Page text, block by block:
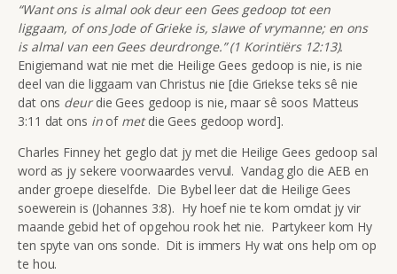
“Want ons is almal ook deur een Gees gedoop tot een
liggaam, of ons Jode of Grieke is, slawe of vrymanne; en ons
is almal van een Gees deurdronge.” (1 Korintiërs 12:13).
Enigiemand wat nie met die Heilige Gees gedoop is nie, is nie
deel van die liggaam van Christus nie [die Griekse teks sê nie
dat ons deurdie Gees gedoop is nie, maar sê soos Matteus
3:11 dat ons in of metdie Gees gedoop word].
Charles Finney het geglo dat jy met die Heilige Gees gedoop sal
word as jy sekere voorwaardes vervul. Vandag glo die AEB en
ander groepe dieselfde. Die Bybel leer dat die Heilige Gees
soewerein is (Johannes 3:8). Hy hoef nie te kom omdat jy vir
maande gebid het of opgehou rook het nie. Partykeer kom Hy
ten spyte van ons sonde. Dit is immers Hy wat ons help om op
te hou.